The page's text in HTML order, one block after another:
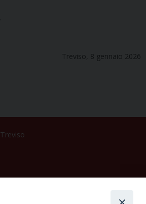
Treviso, 8 gennaio 2026